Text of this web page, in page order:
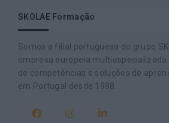
SKOLAE Formação
Somos a filial portuguesa do grupo
empresa europeia
de competências e soluções de
em Portugal desde 1998.